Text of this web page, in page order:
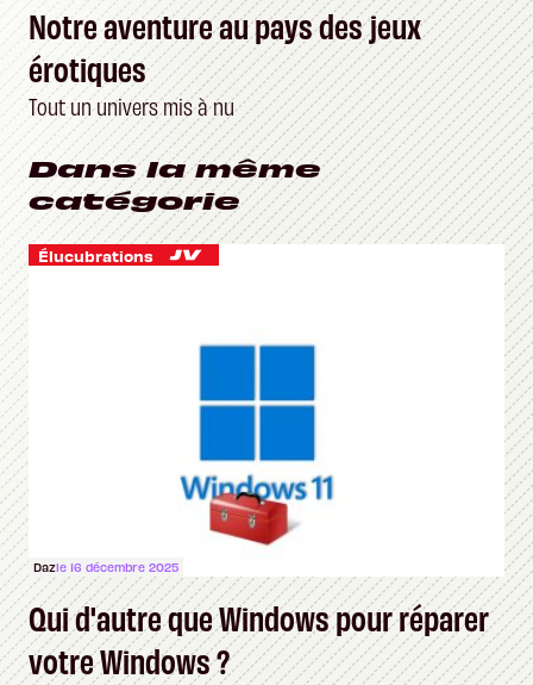
Notre aventure au pays des jeux
érotiques
Tout un univers mis à nu
Dans la même
catégorie
Élucubrations
Dazle 16 décembre 2025
Qui d'autre que Windows pour réparer
votre Windows ?